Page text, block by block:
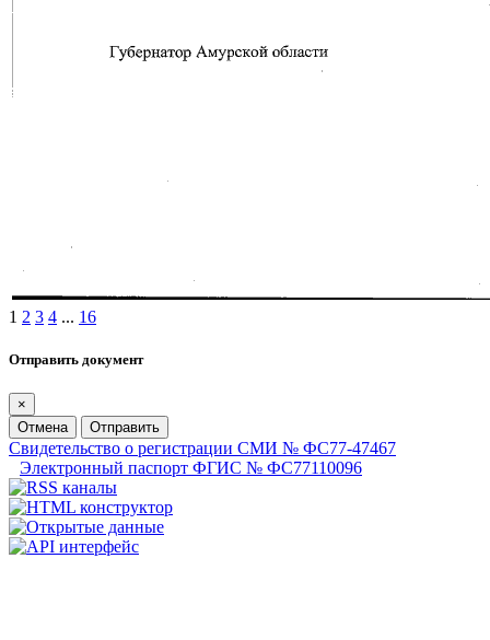
1 2 3 4 ... 16
Отправить документ
×
Отмена
Отправить
Свидетельство о регистрации СМИ № ФС77-47467
Электронный паспорт ФГИС № ФС77110096